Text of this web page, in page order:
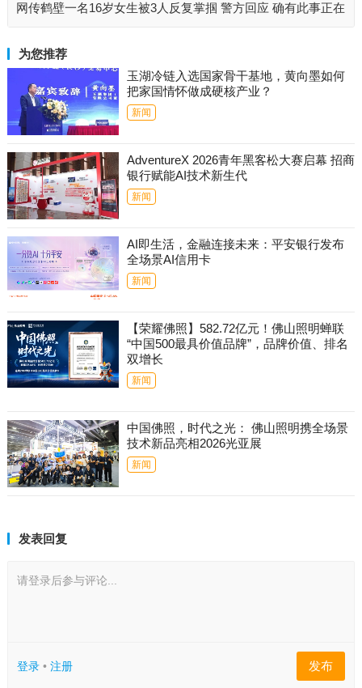
网传鹤壁一名16岁女生被3人反复掌掴 警方回应 确有此事正在
为您推荐
玉湖冷链入选国家骨干基地，黄向墨如何
把家国情怀做成硬核产业？
新闻
AdventureX 2026青年黑客松大赛启幕 招商
银行赋能AI技术新生代
新闻
AI即生活，金融连接未来：平安银行发布
全场景AI信用卡
新闻
【荣耀佛照】582.72亿元！佛山照明蝉联
“中国500最具价值品牌”，品牌价值、排名
双增长
新闻
中国佛照，时代之光： 佛山照明携全场景
技术新品亮相2026光亚展
新闻
发表回复
请登录后参与评论...
登录• 注册 发布